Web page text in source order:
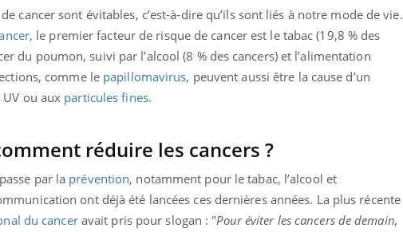
cancer sont évitables, c’est-à-dire qu’ils sont liés à notre mode de vie.
le premier facteur de risque de cancer est le tabac (19,8 % des
du poumon, suivi par l’alcool (8 % des cancers) et l’alimentation
comme le papillomavirus, peuvent aussi être la cause d’un
ou aux particules fines.
réduire les cancers ?
par la prévention, notamment pour le tabac, l’alcool et
ont déjà été lancées ces dernières années. La plus récente
du canceravait pris pour slogan : "Pour éviter les cancers de demain,